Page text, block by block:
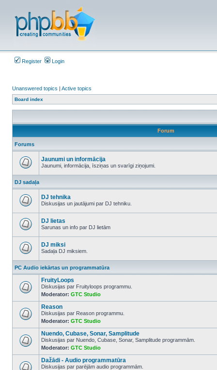
Register Login
Unanswered topics | Active topics
Board index
Forum
Forums
unread
posts
Jaunumi un informācija
Jaunumi, informācija, īsziņas un svarīgi ziņojumi.
DJ sadaļa
unread
posts
DJ tehnika
Diskusijas un jautājumi par DJ tehniku.
unread
posts
DJ lietas
Sarunas un info par DJ lietām
unread
posts
DJ miksi
Sadaļa DJ miksiem.
PC Audio iekārtas un programmatūra
No
unread
posts
FruityLoops
Diskusijas par Fruityloops programmu.
Moderator: GTC Studio
No
unread
posts
Reason
Diskusijas par Reason programmu.
Moderator: GTC Studio
No
unread
posts
Nuendo, Cubase, Sonar, Samplitude
Diskusijas par Nuendo, Cubase, Sonar, Samplitude programmām.
Moderator: GTC Studio
Dažādi - Audio programmatūra
Diskusijas par parējām audio programmām.